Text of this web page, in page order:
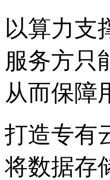
以算力支
服务方只
从而保障
打造专有
将数据存储